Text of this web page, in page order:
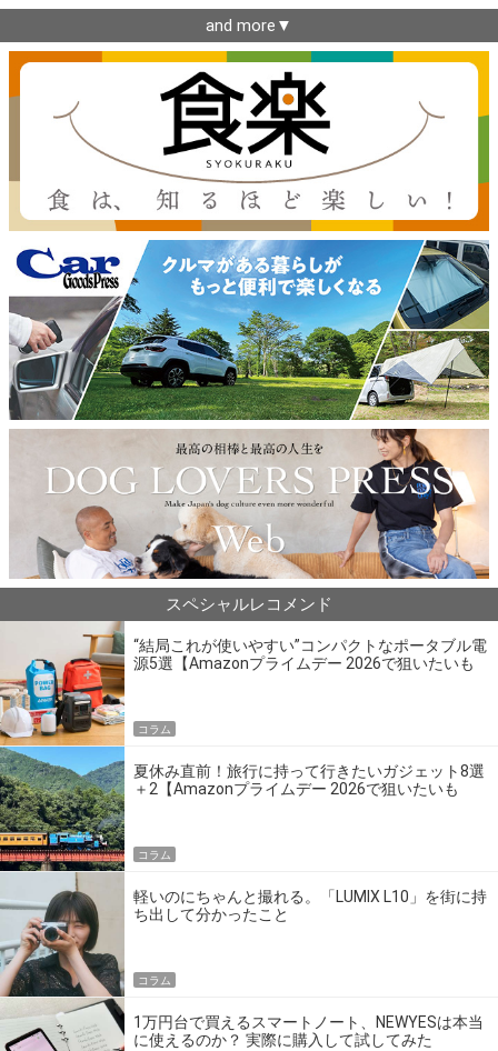
and more▼
スペシャルレコメンド
“結局これが使いやすい”コンパクトなポータブル電
源5選【Amazonプライムデー 2026で狙いたいも
コラム
夏休み直前！旅行に持って行きたいガジェット8選
＋2【Amazonプライムデー 2026で狙いたいも
コラム
軽いのにちゃんと撮れる。「LUMIX L10」を街に持
ち出して分かったこと
コラム
1万円台で買えるスマートノート、NEWYESは本当
に使えるのか？ 実際に購入して試してみた